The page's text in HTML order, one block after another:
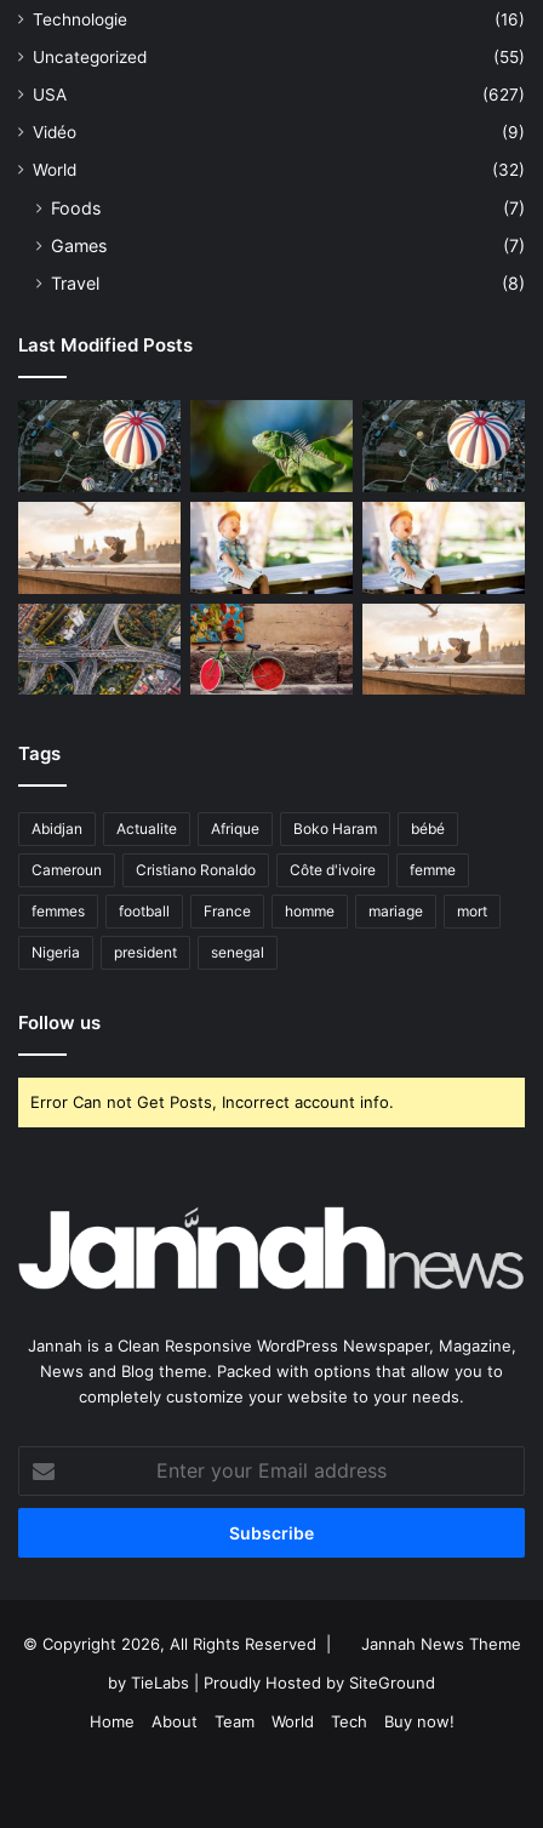
Technologie
(16)
Uncategorized
(55)
USA
(627)
Vidéo
(9)
World
(32)
Foods
(7)
Games
(7)
Travel
(8)
Last Modified Posts
Tags
Abidjan Actualite Afrique Boko Haram bébé
Cameroun Cristiano Ronaldo Côte d'ivoire femme
femmes football France homme mariage mort
Nigeria president senegal
Follow us
Error Can not Get Posts, Incorrect account info.
Jannah is a Clean Responsive WordPress Newspaper, Magazine,
News and Blog theme. Packed with options that allow you to
completely customize your website to your needs.
your
Email
© Copyright 2026, All Rights Reserved |
Jannah News Theme
by TieLabs | Proudly Hosted by SiteGround
Home
About Team World Tech Buy now!